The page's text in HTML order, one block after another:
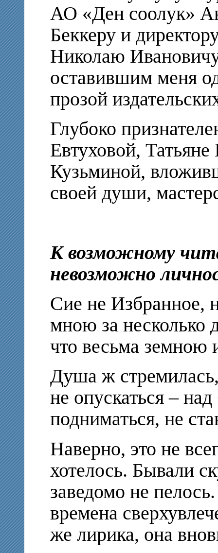
АО «Ден соолук»
Беккеру и
Николаю
оставившим меня
прозой
Глубоко
Евтуховой,
Кузьминой,
своей души,
К возможному
невозможно
Сие не Избранное,
мною за несколько
что весьма земною
Душа ж
не опускаться –
подниматься, не
Наверно, это не
хотелось. Бывали
заведомо не
времена
же лирика, она